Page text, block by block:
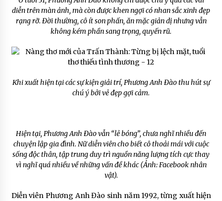
diễn trên màn ảnh, mà còn được khen ngợi có nhan sắc xinh đẹp
rạng rỡ. Đời thường, cô ít son phấn, ăn mặc giản dị nhưng vẫn
không kém phần sang trọng, quyến rũ.
Khi xuất hiện tại các sự kiện giải trí, Phương Anh Đào thu hút sự
chú ý bởi vẻ đẹp gợi cảm.
Hiện tại, Phương Anh Đào vẫn “lẻ bóng”, chưa nghĩ nhiều đến
chuyện lập gia đình. Nữ diễn viên cho biết cô thoải mái với cuộc
sống độc thân, tập trung duy trì nguồn năng lượng tích cực thay
vì nghĩ quá nhiều về những vấn đề khác (Ảnh: Facebook nhân
vật).
Diễn viên Phương Anh Đào sinh năm 1992, từng xuất hiện